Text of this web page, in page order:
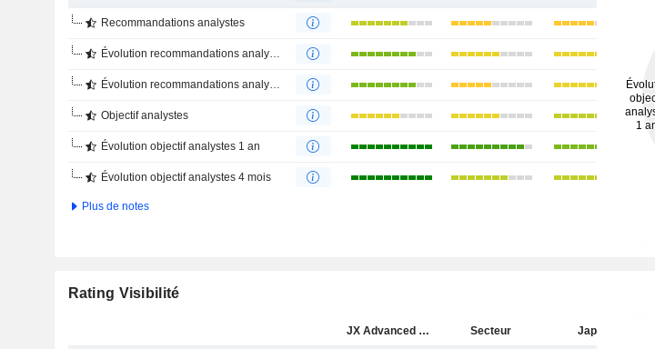
Recommandations analystes
Évolution recommandations analystes 1 an
Évolution recommandations analystes 4 mois
Objectif analystes
Évolution objectif analystes 1 an
Évolution objectif analystes 4 mois
Plus de notes
Rating Visibilité
JX Advanced Metals Corporation Secteur Japon